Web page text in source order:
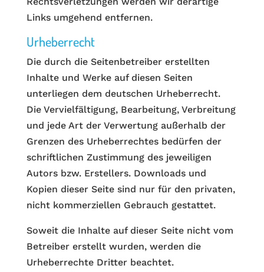
Links umgehend entfernen.
Urheberrecht
Die durch die Seitenbetreiber erstellten
Inhalte und Werke auf diesen Seiten
unterliegen dem deutschen Urheberrecht.
Die Vervielfältigung, Bearbeitung, Verbreitung
und jede Art der Verwertung außerhalb der
Grenzen des Urheberrechtes bedürfen der
schriftlichen Zustimmung des jeweiligen
Autors bzw. Erstellers. Downloads und
Kopien dieser Seite sind nur für den privaten,
nicht kommerziellen Gebrauch gestattet.
Soweit die Inhalte auf dieser Seite nicht vom
Betreiber erstellt wurden, werden die
Urheberrechte Dritter beachtet.